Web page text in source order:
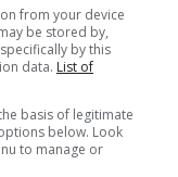
from your device
be stored by,
by this
data. List of
basis of legitimate
below. Look
to manage or